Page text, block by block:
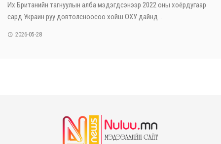
Их Британийн тагнуулын алба мэдэгдсэнээр 2022 оны хоёрдугаар
сард Украин руу довтолсноосоо хойш ОХУ дайнд ...
2026-05-28